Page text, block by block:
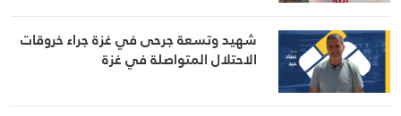
شهيد وتسعة جرحى في غزة جراء خروقات
الاحتلال المتواصلة في غزة